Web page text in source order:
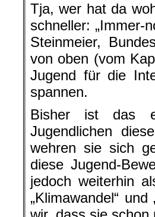
Tja, wer hat da
schneller: „Immer-
Steinmeier,
von oben (vom
Jugend für die
spannen.
Bisher ist das
Jugendlichen
wehren sie sich
diese Jugend-
jedoch weiterhin
„Klimawandel“